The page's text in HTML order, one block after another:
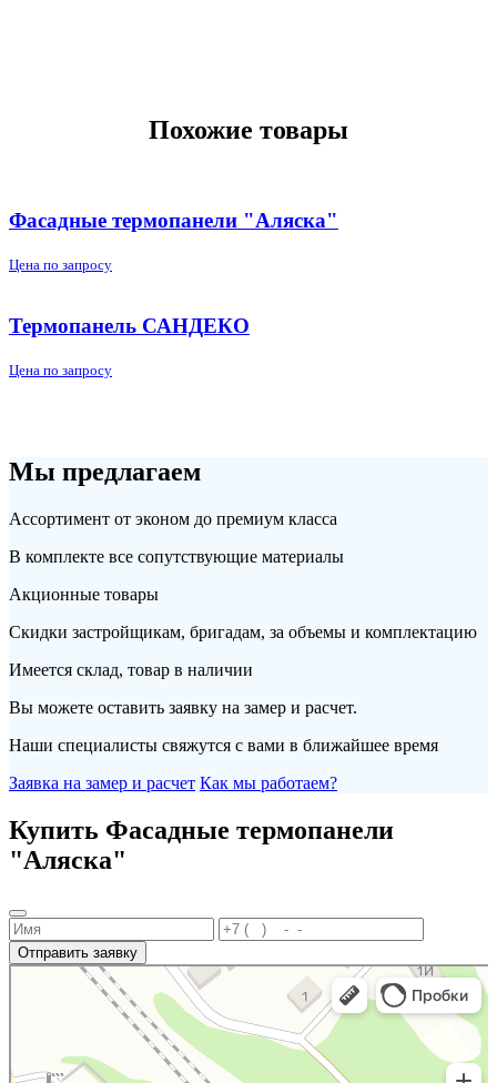
Похожие товары
Фасадные термопанели "Аляска"
Цена по запросу
Термопанель САНДЕКО
Цена по запросу
Мы предлагаем
Ассортимент от эконом до премиум класса
В комплекте все сопутствующие материалы
Акционные товары
Скидки застройщикам, бригадам, за объемы и комплектацию
Имеется склад, товар в наличии
Вы можете оставить заявку на замер и расчет.
Наши специалисты свяжутся с вами в ближайшее время
Заявка на замер и расчет Как мы работаем?
Купить Фасадные термопанели
"Аляска"
Отправить заявку
Портал
Кровля и кровельные материалы в Новороссийске
Фасады и фасадные системы в Новороссийске